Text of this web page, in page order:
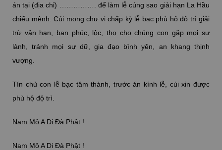
án tại (địa chỉ) ……………. để làm lễ cúng sao giải hạn La Hầu
chiếu mệnh. Cúi mong chư vị chấp kỳ lễ bạc phù hộ độ trì giải
trừ vận hạn, ban phúc, lộc, thọ cho chúng con gặp mọi sự
lành, tránh mọi sự dữ, gia đạo bình yên, an khang thịnh
vượng.
Tín chủ con lễ bạc tâm thành, trước án kính lễ, cúi xin được
phù hộ độ trì.
Nam Mô A Di Đà Phật !
Nam Mô A Di Đà Phật !